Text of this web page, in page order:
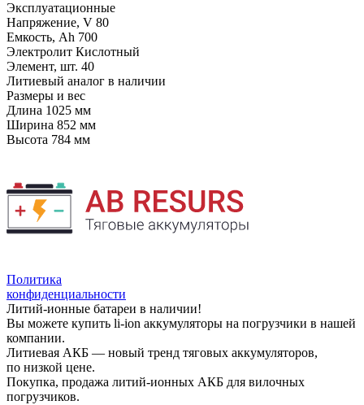
Эксплуатационные
Напряжение, V 80
Емкость, Ah 700
Электролит Кислотный
Элемент, шт. 40
Литиевый аналог в наличии
Размеры и вес
Длина 1025 мм
Ширина 852 мм
Высота 784 мм
Политика
конфиденциальности
Литий-ионные батареи в наличии!
Вы можете купить li-ion аккумуляторы на погрузчики в нашей
компании.
Литиевая АКБ — новый тренд тяговых аккумуляторов,
по низкой цене.
Покупка, продажа литий-ионных АКБ для вилочных
погрузчиков.